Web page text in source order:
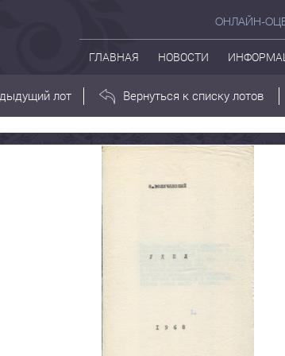
ОНЛАЙН-
ГЛАВНАЯ НОВОСТИ
лот Вернуться к списку лотов